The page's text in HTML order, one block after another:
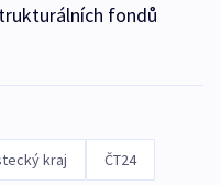
fondů
kraj ČT24